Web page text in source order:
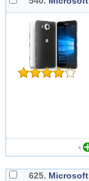
*
625. Microsoft